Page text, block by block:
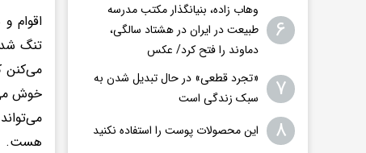
اقوام
تنگ
می‌کنن
خوش
هست.
۶
وهاب زاده، بنیانگذار مکتب مدرسه
طبیعت در ایران در هشتاد سالگی،
دماوند را فتح کرد/ عکس
۷
«تجرد قطعی» در حال تبدیل شدن به
سبک زندگی است
۸ این محصولات پوست را استفاده نکنید